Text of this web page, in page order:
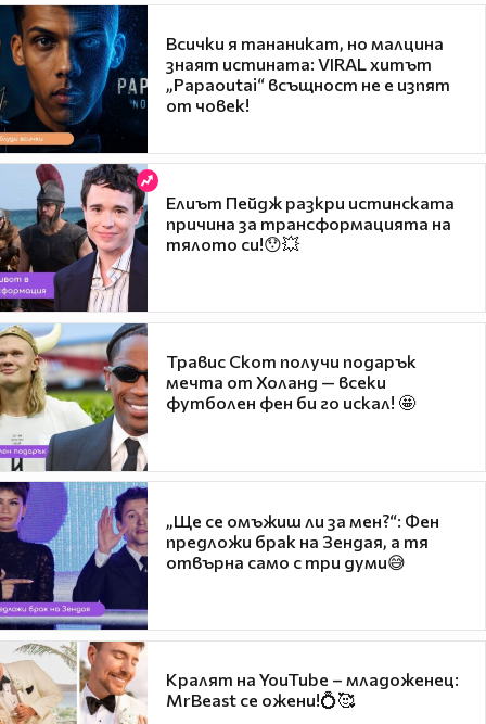
Всички я тананикат, но малцина
знаят истината: VIRAL хитът
„Papaoutai“ всъщност не е изпят
от човек!
Елиът Пейдж разкри истинската
причина за трансформацията на
тялото си!😯💥
Травис Скот получи подарък
мечта от Холанд — всеки
футболен фен би го искал! 🤩
„Ще се омъжиш ли за мен?“: Фен
предложи брак на Зендая, а тя
отвърна само с три думи😅
Кралят на YouTube – младоженец:
MrBeast се ожени!💍🥰